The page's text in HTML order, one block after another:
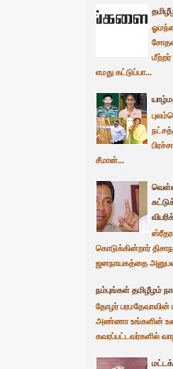
எமது கட்டுப்பா...
சீமான்...
கொடுக்கின்றார்
ஜனநாயகத்தை
நம்புங்கள் தமிழீழம்
தோழர்
அண்ணா உங்களின்
கவரப்பட்டவர்களில்